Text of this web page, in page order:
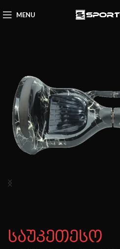
MENU
საუკეთესო